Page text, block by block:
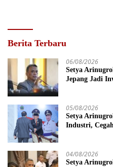
Berita Terbaru
06/08/2026
Setya
Jepang Jadi
05/08/2026
Setya
Industri,
04/08/2026
Setya